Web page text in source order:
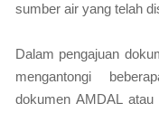
sumber air yang telah
Dalam pengajuan
mengantongi
dokumen AMDAL